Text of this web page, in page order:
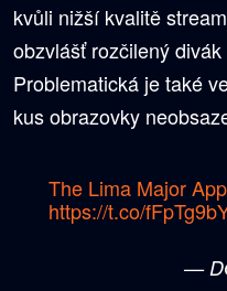
kvůli nižší kvalitě
obzvlášť rozčilený
Problematická je také
kus obrazovky
The Lima Major
https://t.co/
—